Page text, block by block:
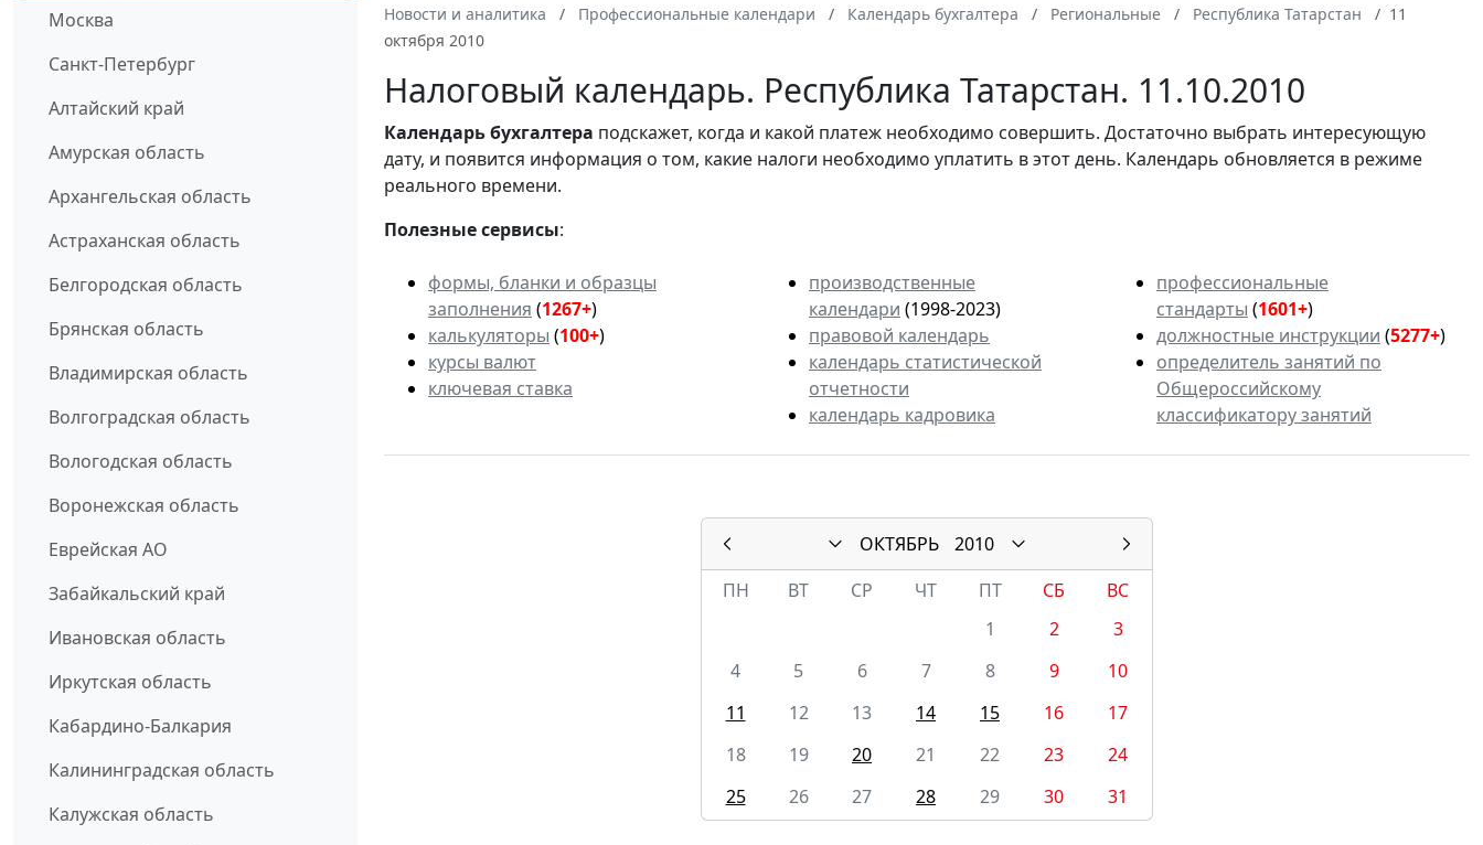
Москва
Санкт-Петербург
Алтайский край
Амурская область
Архангельская область
Астраханская область
Белгородская область
Брянская область
Владимирская область
Волгоградская область
Вологодская область
Воронежская область
Еврейская АО
Забайкальский край
Ивановская область
Иркутская область
Кабардино-Балкария
Калининградская область
Калужская область
Новости и аналитика Профессиональные календари Календарь бухгалтера Региональные Республика Татарстан
11
октября 2010
Налоговый календарь. Республика Татарстан. 11.10.2010
Календарьбухгалтера подскажет, когда и какой платеж необходимо совершить. Достаточно выбрать интересующую
дату, и появится информация о том, какие налоги необходимо уплатить в этот день. Календарь обновляется в режиме
реального времени.
Полезные сервисы:
формы, бланки и образцы
заполнения (1267+)
калькуляторы (100+)
курсы валют
ключевая ставка
производственные
календари (1998-2023)
правовой календарь
календарь статистической
отчетности
календарь кадровика
профессиональные
стандарты (1601+)
должностные инструкции (5277+)
определитель занятий по
Общероссийскому
классификатору занятий
ОКТЯБРЬ
2010
ПН
ВТ СР ЧТ ПТ СБ
ВС
1
2
3
4
5 6 7 8 9
10
11
12 13 14 15 16
17
18
19 20 21 22 23
24
25
26 27 28 29 30 31